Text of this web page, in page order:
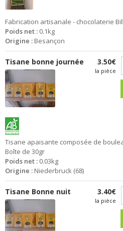
Fabrication artisanale - chocolaterie
Poids net : 0.1kg
Origine : Besançon
Tisane bonne journée 3.50€
la pièce
Tisane apaisante composée de
Boîte de 30gr
Poids net : 0.03kg
Origine : Niederbruck (68)
Tisane Bonne nuit 3.40€
la pièce